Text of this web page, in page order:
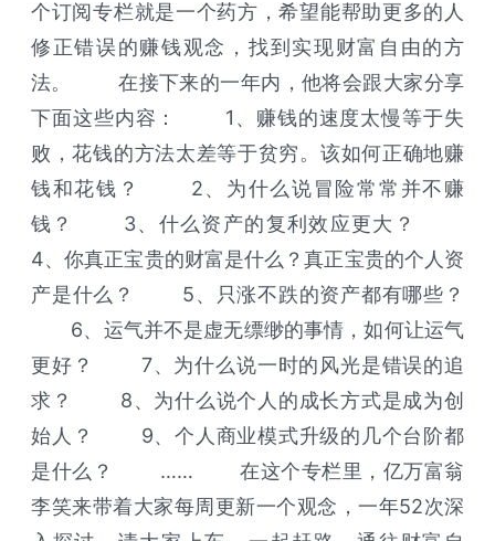
个订阅专栏就是一个药方，希望能帮助更多的人
修正错误的赚钱观念，找到实现财富自由的方
法。 在接下来的一年内，他将会跟大家分享
下面这些内容： 1、赚钱的速度太慢等于失
败，花钱的方法太差等于贫穷。该如何正确地赚
钱和花钱？ 2、为什么说冒险常常并不赚
钱？ 3、什么资产的复利效应更大？
4、你真正宝贵的财富是什么？真正宝贵的个人资
产是什么？ 5、只涨不跌的资产都有哪些？
6、运气并不是虚无缥缈的事情，如何让运气
更好？ 7、为什么说一时的风光是错误的追
求？ 8、为什么说个人的成长方式是成为创
始人？ 9、个人商业模式升级的几个台阶都
是什么？ …… 在这个专栏里，亿万富翁
李笑来带着大家每周更新一个观念，一年52次深